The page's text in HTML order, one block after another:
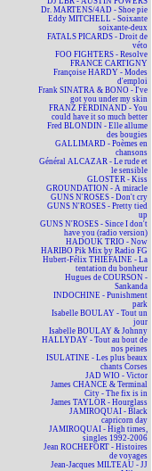
Dr. MARTENS/4AD - Shoe pie
Eddy MITCHELL - Soixante
soixante-deux
FATALS PICARDS - Droit de
véto
FOO FIGHTERS - Resolve
FRANCE CARTIGNY
Françoise HARDY - Modes
d'emploi
Frank SINATRA & BONO - I've
got you under my skin
FRANZ FERDINAND - You
could have it so much better
Fred BLONDIN - Elle allume
des bougies
GALLIMARD - Poèmes en
chansons
Général ALCAZAR - Le rude et
le sensible
GLOSTER - Kiss
GROUNDATION - A miracle
GUNS N'ROSES - Don't cry
GUNS N'ROSES - Pretty tied
up
GUNS N'ROSES - Since I don't
have you (radio version)
HADOUK TRIO - Now
HARIBO Pik Mix by Radio FG
Hubert-Félix THIÉFAINE - La
tentation du bonheur
Hugues de COURSON -
Sankanda
INDOCHINE - Punishment
park
Isabelle BOULAY - Tout un
jour
Isabelle BOULAY & Johnny
HALLYDAY - Tout au bout de
nos peines
ISULATINE - Les plus beaux
chants Corses
JAD WIO - Victor
James CHANCE & Terminal
City - The fix is in
James TAYLOR - Hourglass
JAMIROQUAI - Black
capricorn day
JAMIROQUAI - High times,
singles 1992-2006
Jean ROCHEFORT - Histoires
de voyages
Jean-Jacques MILTEAU - JJ